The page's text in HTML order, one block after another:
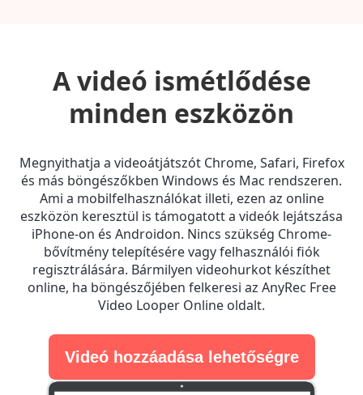
A videó ismétlődése
minden eszközön
Megnyithatja a videoátjátszót Chrome, Safari, Firefox
és más böngészőkben Windows és Mac rendszeren.
Ami a mobilfelhasználókat illeti, ezen az online
eszközön keresztül is támogatott a videók lejátszása
iPhone-on és Androidon. Nincs szükség Chrome-
bővítmény telepítésére vagy felhasználói fiók
regisztrálására. Bármilyen videohurkot készíthet
online, ha böngészőjében felkeresi az AnyRec Free
Video Looper Online oldalt.
Videó hozzáadása lehetőségre